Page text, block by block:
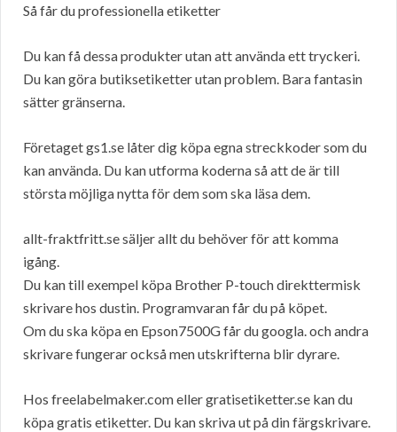
Så får du professionella etiketter
Du kan få dessa produkter utan att använda ett tryckeri.
Du kan göra butiksetiketter utan problem. Bara fantasin
sätter gränserna.
Företaget gs1.se låter dig köpa egna streckkoder som du
kan använda. Du kan utforma koderna så att de är till
största möjliga nytta för dem som ska läsa dem.
allt-fraktfritt.se säljer allt du behöver för att komma
igång.
Du kan till exempel köpa Brother P-touch direkttermisk
skrivare hos dustin. Programvaran får du på köpet.
Om du ska köpa en Epson7500G får du googla. och andra
skrivare fungerar också men utskrifterna blir dyrare.
Hos freelabelmaker.com eller gratisetiketter.se kan du
köpa gratis etiketter. Du kan skriva ut på din färgskrivare.